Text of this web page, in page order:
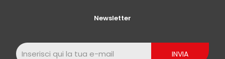
Newsletter